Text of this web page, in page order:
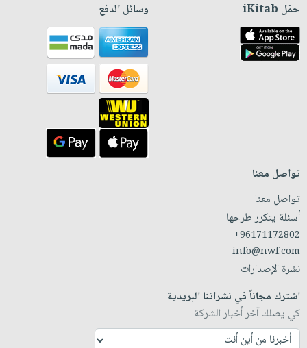
حمّل iKitab وسائل الدفع
تواصل معنا
تواصل معنا
أسئلة يتكرر طرحها
+96171172802
info@nwf.com
نشرة الإصدارات
اشترك مجاناً في نشراتنا البريدية
كي يصلك آخر أخبار الشركة